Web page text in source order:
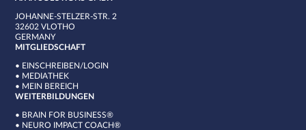
JOHANNE-STELZER-STR. 2
32602 VLOTHO
GERMANY
MITGLIEDSCHAFT
• EINSCHREIBEN/LOGIN
• MEDIATHEK
• MEIN BEREICH
WEITERBILDUNGEN
• BRAIN FOR BUSINESS®
• NEURO IMPACT COACH®